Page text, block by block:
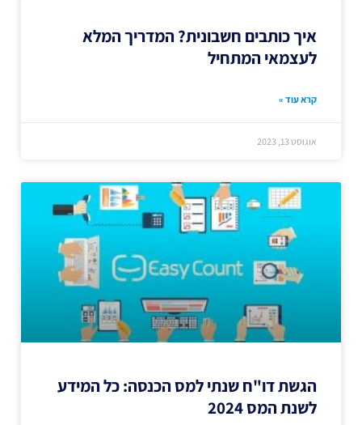
איך כותבים חשבונית? המדריך המלא
לעצמאי המתחיל
קרא עוד »
אוגוסט 13, 2023
הגשת דו"ח שנתי למס הכנסה: כל המידע
לשנת המס 2024